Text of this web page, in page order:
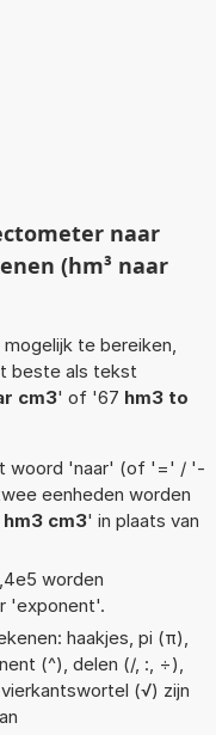
naar
(hm³ naar
te bereiken,
beste als tekst
cm3' of '67 hm3 to
woord 'naar' (of '=' / '-
eenheden worden
hm3 cm3' in plaats van
worden
'exponent'.
haakjes, pi (π),
(^), delen (/, :, ÷),
(√) zijn